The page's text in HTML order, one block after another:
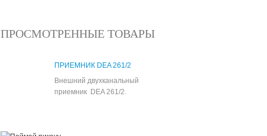
ПРОСМОТРЕННЫЕ ТОВАРЫ
ПРИЕМНИК DEA 261/2
Внешний двухканальный
приемник DEA 261/2.